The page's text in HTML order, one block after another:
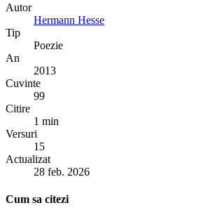
Autor
Hermann Hesse
Tip
Poezie
An
2013
Cuvinte
99
Citire
1 min
Versuri
15
Actualizat
28 feb. 2026
Cum sa citezi